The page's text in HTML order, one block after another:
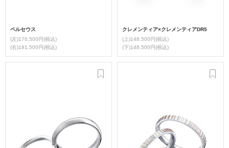
ペルセウス
(左)170,500円(税込)
(右)181,500円(税込)
クレメンティア×クレメンティアDR5
(上)148,500円(税込)
(下)148,500円(税込)